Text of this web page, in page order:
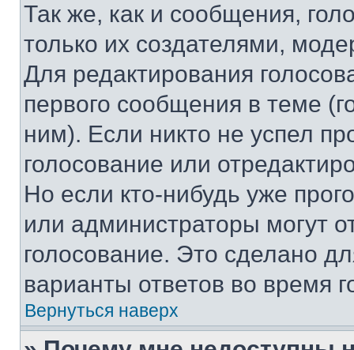
Так же, как и сообщения,
только их создателями,
Для редактирования
первого сообщения в теме
ним). Если никто не успел
голосование или
Но если кто-нибудь уже
или администраторы могут
голосование. Это сделано
варианты ответов во время
Вернуться наверх